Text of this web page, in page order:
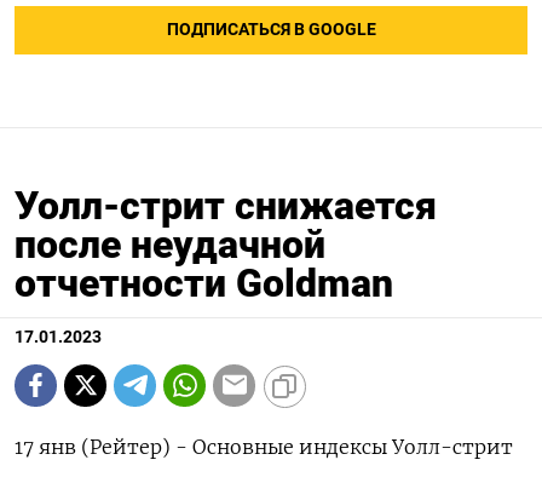
ПОДПИСАТЬСЯ В GOOGLE
Уолл-стрит снижается
после неудачной
отчетности Goldman
17.01.2023
17 янв (Рейтер) - Основные индексы Уолл-стрит